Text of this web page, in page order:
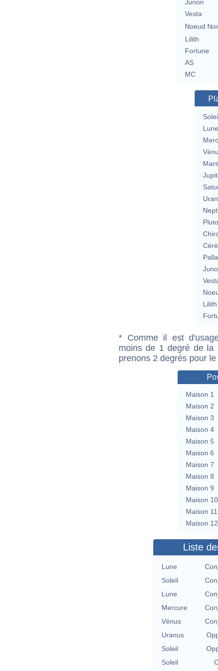
Junon
Vesta
Noeud
Lilith
Fortune
AS
MC
Lune
Mars
Lilith
* Comme il est
moins de 1 degré de la
prenons 2 degrés pour
Maison 1
Maison 2
Maison 3
Maison 4
Maison 5
Maison 6
Maison 7
Maison 8
Maison 9
Maison 10
Maison 11
Maison 12
Liste
Lune
Soleil
Lune
Mercure
Vénus
Uranus
Soleil
Soleil